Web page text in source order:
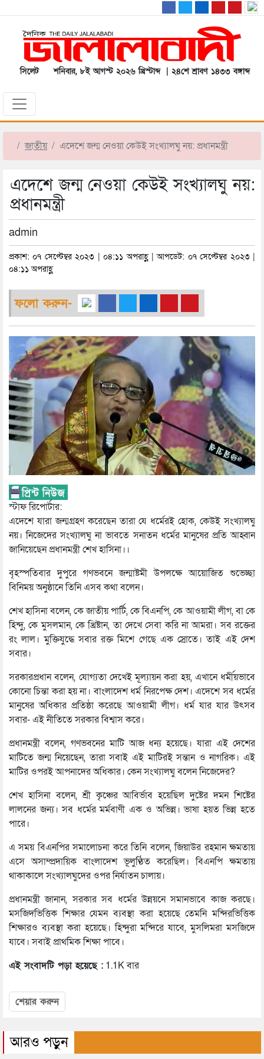
সিলেট শনিবার, ৮ই আগস্ট ২০২৬ খ্রিস্টাব্দ | ২৪শে শ্রাবণ ১৪৩৩ বঙ্গাব্দ
জাতীয় এদেশে জন্ম নেওয়া কেউই সংখ্যালঘু নয়: প্রধানমন্ত্রী
এদেশে জন্ম নেওয়া কেউই সংখ্যালঘু নয়:
প্রধানমন্ত্রী
admin
প্রকাশ: ০৭ সেপ্টেম্বর ২০২৩ | ০৪:১১ অপরাহ্ণ | আপডেট: ০৭ সেপ্টেম্বর ২০২৩ |
০৪:১১ অপরাহ্ণ
ফলো করুন-
স্টাফ রিপোর্টার:
এদেশে যারা জন্মগ্রহণ করেছেন তারা যে ধর্মেরই হোক, কেউই সংখ্যালঘু
নয়। নিজেদের সংখ্যালঘু না ভাবতে সনাতন ধর্মের মানুষের প্রতি আহ্বান
জানিয়েছেন প্রধানমন্ত্রী শেখ হাসিনা।।
বৃহস্পতিবার দুপুরে গণভবনে জন্মাষ্টমী উপলক্ষে আয়োজিত শুভেচ্ছা
বিনিময় অনুষ্ঠানে তিনি এসব কথা বলেন।
শেখ হাসিনা বলেন, কে জাতীয় পার্টি, কে বিএনপি, কে আওয়ামী লীগ, বা কে
হিন্দু, কে মুসলমান, কে খ্রিষ্টান, তা দেখে সেবা করি না আমরা। সব রক্তের
রং লাল। মুক্তিযুদ্ধে সবার রক্ত মিশে গেছে এক স্রোতে। তাই এই দেশ
সবার।
সরকারপ্রধান বলেন, যোগ্যতা দেখেই মূল্যায়ন করা হয়, এখানে ধর্মীয়ভাবে
কোনো চিন্তা করা হয় না। বাংলাদেশ ধর্ম নিরপেক্ষ দেশ। এদেশে সব ধর্মের
মানুষের অধিকার প্রতিষ্ঠা করেছে আওয়ামী লীগ। ধর্ম যার যার উৎসব
সবার- এই নীতিতে সরকার বিশ্বাস করে।
প্রধানমন্ত্রী বলেন, গণভবনের মাটি আজ ধন্য হয়েছে। যারা এই দেশের
মাটিতে জন্ম নিয়েছেন, তারা সবাই এই মাটিরই সন্তান ও নাগরিক। এই
মাটির ওপরই আপনাদের অধিকার। কেন সংখ্যালঘু বলেন নিজেদের?
শেখ হাসিনা বলেন, শ্রী কৃঞ্চের আবির্ভাব হয়েছিল দুষ্টের দমন শিষ্টের
লালনের জন্য। সব ধর্মের মর্মবাণী এক ও অভিন্ন। ভাষা হয়ত ভিন্ন হতে
পারে।
এ সময় বিএনপির সমালোচনা করে তিনি বলেন, জিয়াউর রহমান ক্ষমতায়
এসে অসাম্প্রদায়িক বাংলাদেশ ভূলুণ্ঠিত করেছিল। বিএনপি ক্ষমতায়
থাকাকালে সংখ্যালঘুদের ওপর নির্যাতন চালায়।
প্রধানমন্ত্রী জানান, সরকার সব ধর্মের উন্নয়নে সমানভাবে কাজ করছে।
মসজিদভিত্তিক শিক্ষার যেমন ব্যবস্থা করা হয়েছে তেমনি মন্দিরভিত্তিক
শিক্ষারও ব্যবস্থা করা হয়েছে। হিন্দুরা মন্দিরে যাবে, মুসলিমরা মসজিদে
যাবে। সবাই প্রাথমিক শিক্ষা পাবে।
এই সংবাদটি পড়া হয়েছে : 1.1K বার
শেয়ার করুন
আরও পড়ুন